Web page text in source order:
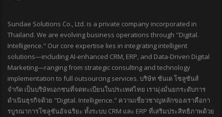
Sundae Solutions Co., Ltd. is a private company incorporated in
Thailand. We are evolving business operations through "Digital.
Intelligence." Our core expertise lies in integrating intelligent
solutions—including AI-enhanced CRM, ERP, and Data-Driven Digital
Marketing—ranging from strategic consulting and technology
implementation to full outsourcing services. บริษัท ซันเด โซลูชันส์
จำกัด เป็นบริษัทเอกชนที่จดทะเบียนในประเทศไทย เรามุ่งมั่นยกระดับการ
ดำเนินธุรกิจด้วย "Digital. Intelligence." ความเชี่ยวชาญหลักของเราคือกา
รบูรณาการโซลูชันอัจฉริยะ ทั้งระบบ CRM และ ERP ที่เสริมประสิทธิภาพด้วย